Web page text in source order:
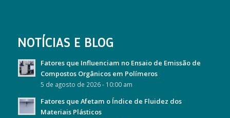
NOTÍCIAS E BLOG
Fatores que Influenciam no Ensaio de Emissão de
Compostos Orgânicos em Polímeros
5 de agosto de 2026 - 10:00 am
Fatores que Afetam o Índice de Fluidez dos
Materiais Plásticos